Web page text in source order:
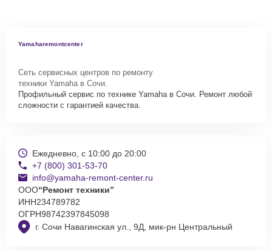
Yamaharemontcenter
Сеть сервисных центров по ремонту
техники Yamaha в Сочи.
Профильный сервис по технике Yamaha в Сочи. Ремонт любой
сложности с гарантией качества.
г. Сочи Навагинская ул., 9Д, мик-рн Центральный
Ежедневно, с 10:00 до 20:00
+7 (800) 301-53-70
info@yamaha-remont-center.ru
ООО“Ремонт техники”
ИНН234789782
ОГРН98742397845098